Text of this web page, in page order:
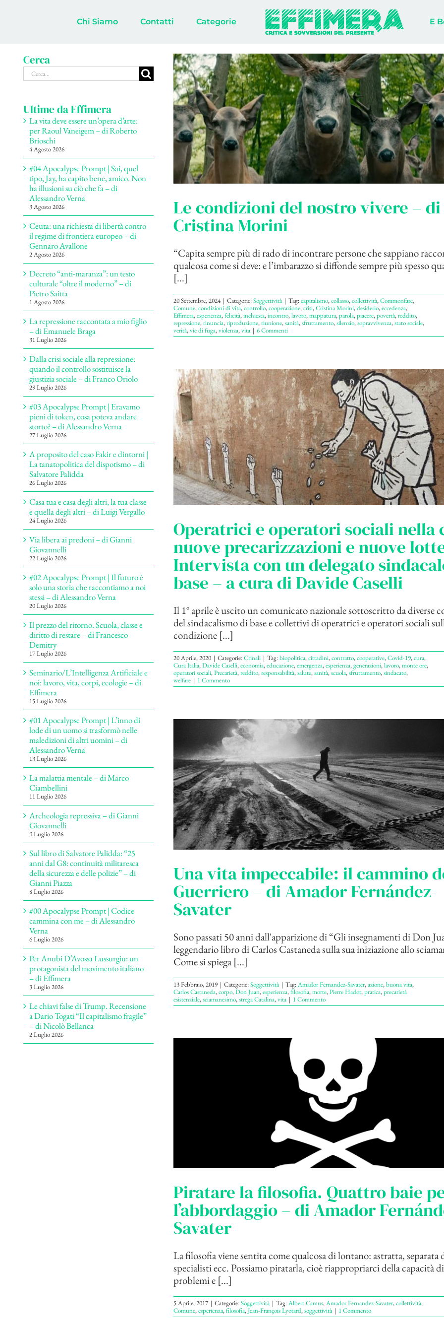
Chi Siamo Contatti Categorie E
Le condizioni del nostro vivere – di
Cristina Morini
“Capita sempre più di rado di incontrare persone che sappiano
qualcosa come si deve: e l’imbarazzo si diffonde sempre più spesso
[...]
20 Settembre, 2024 | Categorie:Soggettività | Tag:capitalismo,collasso,collettività,Commonfare,
Comune,condizioni di vita,controllo,cooperazione,crisi,Cristina Morini,desiderio,eccedenza,
Effimera,esperienza,felicità,inchiesta,incontro,lavoro,mappatura,parola,piacere,povertà,reddito,
repressione,rinuncia,riproduzione,riunione,sanità,sfruttamento,silenzio,sopravvivenza,stato sociale,
verità,vie di fuga,violenza,vita | 6 Commenti
Operatrici e operatori sociali nella
nuove precarizzazioni e nuove
Intervista con un delegato
base – a cura di Davide Caselli
Il 1° aprile è uscito un comunicato nazionale sottoscritto da diverse
del sindacalismo di base e collettivi di operatrici e operatori sociali
condizione [...]
20 Aprile, 2020 | Categorie:Crinali | Tag:biopolitica,cittadini,contratto,cooperative,Covid-19,cura,
Cura Italia,Davide Caselli,economia,educazione,emergenza,esperienza,generazioni,lavoro,monte ore,
operatori sociali,Precarietà,reddito,responsabilità,salute,sanità,scuola,sfruttamento,sindacato,
welfare | 1 Commento
Una vita impeccabile: il cammino
Guerriero – di Amador Fernández-
Savater
Sono passati 50 anni dall'apparizione di “Gli insegnamenti di Don
leggendario libro di Carlos Castaneda sulla sua iniziazione allo
Come si spiega [...]
13 Febbraio, 2019 | Categorie:Soggettività | Tag:Amador Fernandez-Savater,azione,buona vita,
Carlos Castaneda,corpo,Don Juan,esperienza,filosofia,morte,Pierre Hadot,pratica,precarietà
esistenziale,sciamanesimo,strega Catalina,vita | 1 Commento
Piratare la filosofia. Quattro baie
l’abbordaggio – di Amador
Savater
La filosofia viene sentita come qualcosa di lontano: astratta, separata
specialisti ecc. Possiamo piratarla, cioè riappropriarci della capacità
problemi e [...]
5 Aprile, 2017 | Categorie:Soggettività | Tag:Albert Camus,Amador Fernandez-Savater,collettività,
Comune,esperienza,filosofia,Jean-François Lyotard,soggettività | 1 Commento
Cerca
Cerca
per:
Ultime da Effimera
La vita deve essere un’opera d’arte:
per Raoul Vaneigem – di Roberto
Brioschi
4 Agosto 2026
#04 Apocalypse Prompt | Sai, quel
tipo, Jay, ha capito bene, amico. Non
ha illusioni su ciò che fa – di
Alessandro Verna
3 Agosto 2026
Ceuta: una richiesta di libertà contro
il regime di frontiera europeo – di
Gennaro Avallone
2 Agosto 2026
Decreto “anti-maranza”: un testo
culturale “oltre il moderno” – di
Pietro Saitta
1 Agosto 2026
La repressione raccontata a mio figlio
– di Emanuele Braga
31 Luglio 2026
Dalla crisi sociale alla repressione:
quando il controllo sostituisce la
giustizia sociale – di Franco Oriolo
29 Luglio 2026
#03 Apocalypse Prompt | Eravamo
pieni di token, cosa poteva andare
storto? – di Alessandro Verna
27 Luglio 2026
A proposito del caso Fakir e dintorni |
La tanatopolitica del dispotismo – di
Salvatore Palidda
26 Luglio 2026
Casa tua e casa degli altri, la tua classe
e quella degli altri – di Luigi Vergallo
24 Luglio 2026
Via libera ai predoni – di Gianni
Giovannelli
22 Luglio 2026
#02 Apocalypse Prompt | Il futuro è
solo una storia che raccontiamo a noi
stessi – di Alessandro Verna
20 Luglio 2026
Il prezzo del ritorno. Scuola, classe e
diritto di restare – di Francesco
Demitry
17 Luglio 2026
Seminario/L’Intelligenza Artificiale e
noi: lavoro, vita, corpi, ecologie – di
Effimera
15 Luglio 2026
#01 Apocalypse Prompt | L’inno di
lode di un uomo si trasformò nelle
maledizioni di altri uomini – di
Alessandro Verna
13 Luglio 2026
La malattia mentale – di Marco
Ciambellini
11 Luglio 2026
Archeologia repressiva – di Gianni
Giovannelli
9 Luglio 2026
Sul libro di Salvatore Palidda: “25
anni dal G8: continuità militaresca
della sicurezza e delle polizie” – di
Gianni Piazza
8 Luglio 2026
#00 Apocalypse Prompt | Codice
cammina con me – di Alessandro
Verna
6 Luglio 2026
Per Anubi D’Avossa Lussurgiu: un
protagonista del movimento italiano
– di Effimera
3 Luglio 2026
Le chiavi false di Trump. Recensione
a Dario Togati “Il capitalismo fragile”
– di Nicolò Bellanca
2 Luglio 2026